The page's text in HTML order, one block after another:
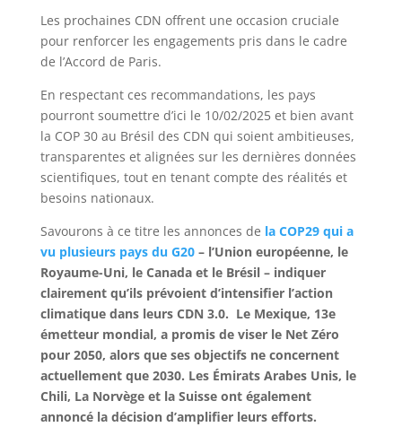
Les prochaines CDN offrent une occasion cruciale
pour renforcer les engagements pris dans le cadre
de l’Accord de Paris.
En respectant ces recommandations, les pays
pourront soumettre d’ici le 10/02/2025 et bien avant
la COP 30 au Brésil des CDN qui soient ambitieuses,
transparentes et alignées sur les dernières données
scientifiques, tout en tenant compte des réalités et
besoins nationaux.
Savourons à ce titre les annonces de la COP29 qui a
vu plusieurs pays du G20– l’Union européenne, le
Royaume-Uni, le Canada et le Brésil – indiquer
clairement qu’ils prévoient d’intensifier l’action
climatique dans leurs CDN 3.0. Le Mexique, 13e
émetteur mondial, a promis de viser le Net Zéro
pour 2050, alors que ses objectifs ne concernent
actuellement que 2030. Les Émirats Arabes Unis, le
Chili, La Norvège et la Suisse ont également
annoncé la décision d’amplifier leurs efforts.